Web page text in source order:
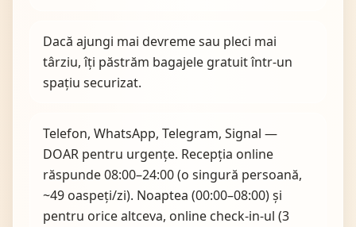
Dacă ajungi mai devreme sau pleci mai
târziu, îți păstrăm bagajele gratuit într-un
spațiu securizat.
Telefon, WhatsApp, Telegram, Signal —
DOAR pentru urgențe. Recepția online
răspunde 08:00–24:00 (o singură persoană,
~49 oaspeți/zi). Noaptea (00:00–08:00) și
pentru orice altceva, online check-in-ul (3